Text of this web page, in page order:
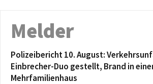
Melder
Polizeibericht 10. August:
Einbrecher-Duo gestellt, Brand in
Mehrfamilienhaus